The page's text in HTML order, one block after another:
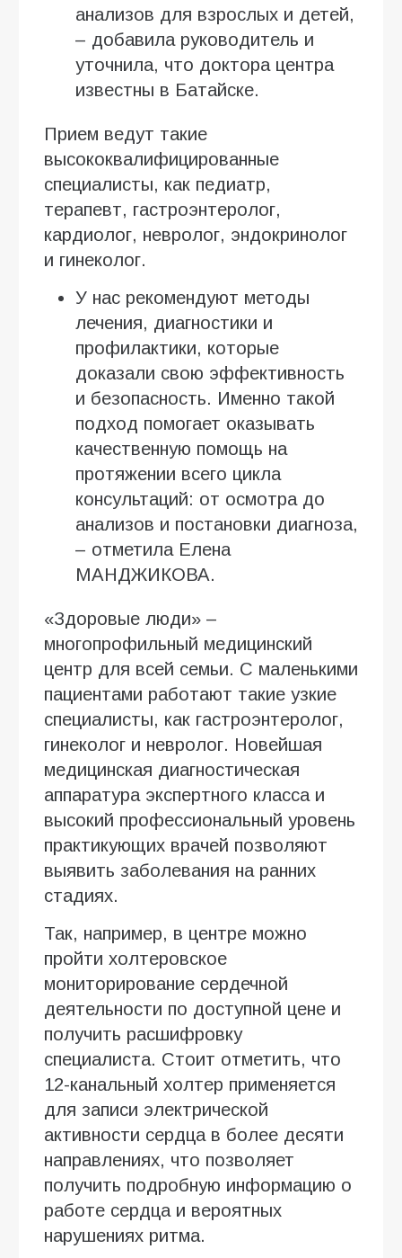
анализов для взрослых и детей,
– добавила руководитель и
уточнила, что доктора центра
известны в Батайске.
Прием ведут такие
высококвалифицированные
специалисты, как педиатр,
терапевт, гастроэнтеролог,
кардиолог, невролог, эндокринолог
и гинеколог.
У нас рекомендуют методы
лечения, диагностики и
профилактики, которые
доказали свою эффективность
и безопасность. Именно такой
подход помогает оказывать
качественную помощь на
протяжении всего цикла
консультаций: от осмотра до
анализов и постановки диагноза,
– отметила Елена
МАНДЖИКОВА.
«Здоровые люди» –
многопрофильный медицинский
центр для всей семьи. С маленькими
пациентами работают такие узкие
специалисты, как гастроэнтеролог,
гинеколог и невролог. Новейшая
медицинская диагностическая
аппаратура экспертного класса и
высокий профессиональный уровень
практикующих врачей позволяют
выявить заболевания на ранних
стадиях.
Так, например, в центре можно
пройти холтеровское
мониторирование сердечной
деятельности по доступной цене и
получить расшифровку
специалиста. Стоит отметить, что
12-канальный холтер применяется
для записи электрической
активности сердца в более десяти
направлениях, что позволяет
получить подробную информацию о
работе сердца и вероятных
нарушениях ритма.